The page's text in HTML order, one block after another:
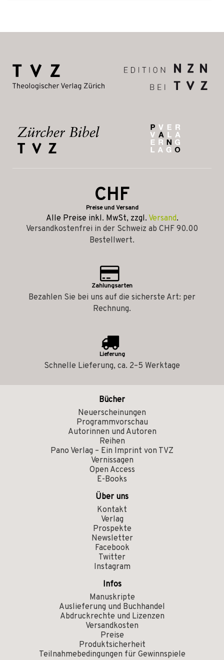
CHF
Preise und Versand
Alle Preise inkl. MwSt, zzgl. Versand.
Versandkostenfrei in der Schweiz ab CHF 90.00
Bestellwert.
Zahlungsarten
Bezahlen Sie bei uns auf die sicherste Art: per
Rechnung.
Lieferung
Schnelle Lieferung, ca. 2–5 Werktage
Bücher
Neuerscheinungen
Programmvorschau
Autorinnen und Autoren
Reihen
Pano Verlag – Ein Imprint von TVZ
Vernissagen
Open Access
E-Books
Über uns
Kontakt
Verlag
Prospekte
Newsletter
Facebook
Twitter
Instagram
Infos
Manuskripte
Auslieferung und Buchhandel
Abdruckrechte und Lizenzen
Versandkosten
Preise
Produktsicherheit
Teilnahmebedingungen für Gewinnspiele